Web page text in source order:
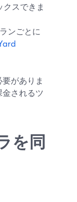
スできま
ンごとに
がありま
されるツ
を同